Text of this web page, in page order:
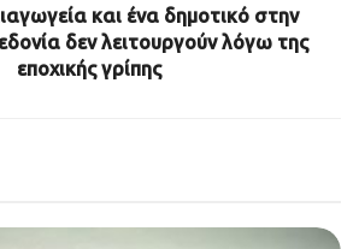
και ένα δημοτικό στην
δεν λειτουργούν λόγω της
εποχικής γρίπης